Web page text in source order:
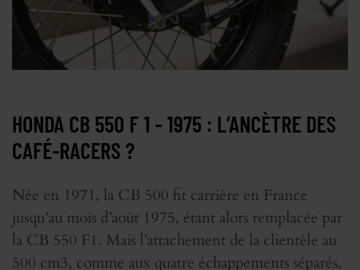
HONDA CB 550 F 1 - 1975 : L’ANCÈTRE DES
CAFÉ-RACERS ?
Née en 1971, la CB 500 fit carrière en France
jusqu’au mois d’août 1975, étant alors remplacée par
la CB 550 F1. Mais l’attachement de la clientèle au
500 cm3, comme aux quatre échappements séparés,